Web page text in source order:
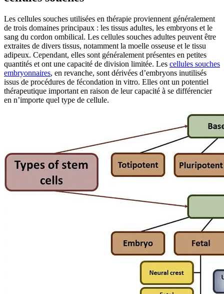
Les cellules souches utilisées en thérapie proviennent généralement
de trois domaines principaux : les tissus adultes, les embryons et le
sang du cordon ombilical. Les cellules souches adultes peuvent être
extraites de divers tissus, notamment la moelle osseuse et le tissu
adipeux. Cependant, elles sont généralement présentes en petites
quantités et ont une capacité de division limitée. Les cellules souches
embryonnaires, en revanche, sont dérivées d’embryons inutilisés
issus de procédures de fécondation in vitro. Elles ont un potentiel
thérapeutique important en raison de leur capacité à se différencier
en n’importe quel type de cellule.